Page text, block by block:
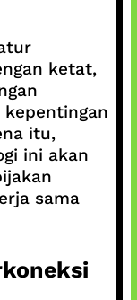
ketat,
itu,
ini akan
sama